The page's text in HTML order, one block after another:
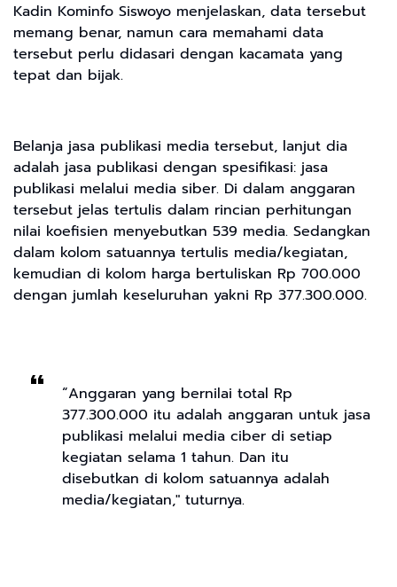
Kadin Kominfo Siswoyo menjelaskan, data tersebut
memang benar, namun cara memahami data
tersebut perlu didasari dengan kacamata yang
tepat dan bijak.
Belanja jasa publikasi media tersebut, lanjut dia
adalah jasa publikasi dengan spesifikasi: jasa
publikasi melalui media siber. Di dalam anggaran
tersebut jelas tertulis dalam rincian perhitungan
nilai koefisien menyebutkan 539 media. Sedangkan
dalam kolom satuannya tertulis media/kegiatan,
kemudian di kolom harga bertuliskan Rp 700.000
dengan jumlah keseluruhan yakni Rp 377.300.000.
“Anggaran yang bernilai total Rp
377.300.000 itu adalah anggaran untuk jasa
publikasi melalui media ciber di setiap
kegiatan selama 1 tahun. Dan itu
disebutkan di kolom satuannya adalah
media/kegiatan," tuturnya.